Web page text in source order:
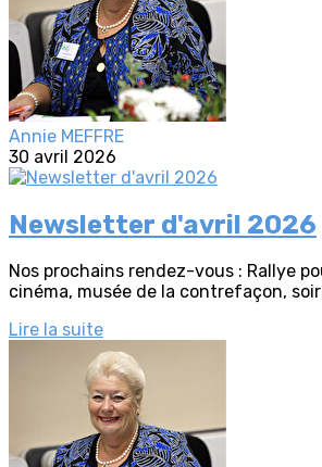
Annie MEFFRE
30 avril 2026
Newsletter d'avril 2026
Nos prochains rendez-vous : Rallye
cinéma, musée de la contrefaçon,
Lire la suite